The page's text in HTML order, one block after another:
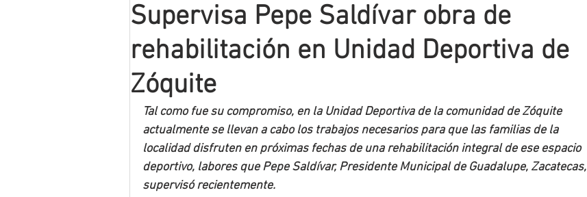
Mineros LNBP
Supervisa Pepe Saldívar obra de
rehabilitación en Unidad Deportiva de
Zóquite
Tal como fue su compromiso, en la Unidad Deportiva de la comunidad de Zóquite
actualmente se llevan a cabo los trabajos necesarios para que las familias de la
localidad disfruten en próximas fechas de una rehabilitación integral de ese espacio
deportivo, labores que Pepe Saldívar, Presidente Municipal de Guadalupe, Zacatecas,
supervisó recientemente.